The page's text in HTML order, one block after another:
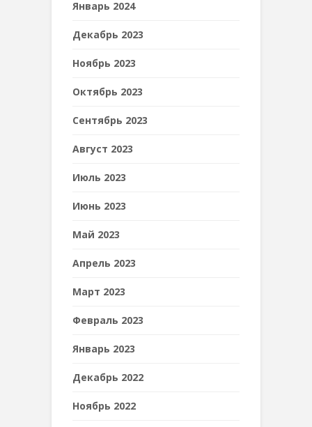
Январь 2024
Декабрь 2023
Ноябрь 2023
Октябрь 2023
Сентябрь 2023
Август 2023
Июль 2023
Июнь 2023
Май 2023
Апрель 2023
Март 2023
Февраль 2023
Январь 2023
Декабрь 2022
Ноябрь 2022